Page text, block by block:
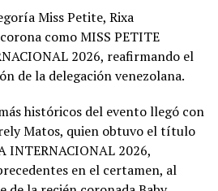
Miss Petite, Rixa
como MISS PETITE
2026, reafirmando el
de la delegación venezolana.
históricos del evento llegó con
Matos, quien obtuvo el título
INTERNACIONAL 2026,
en el certamen, al